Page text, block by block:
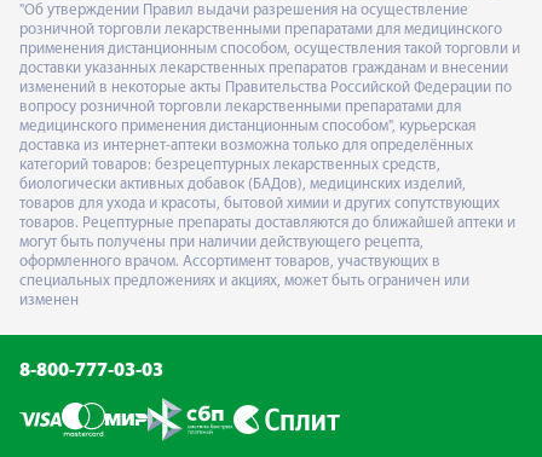
"Об утверждении Правил выдачи разрешения на осуществление
розничной торговли лекарственными препаратами для медицинского
применения дистанционным способом, осуществления такой торговли и
доставки указанных лекарственных препаратов гражданам и внесении
изменений в некоторые акты Правительства Российской Федерации по
вопросу розничной торговли лекарственными препаратами для
медицинского применения дистанционным способом", курьерская
доставка из интернет-аптеки возможна только для определённых
категорий товаров: безрецептурных лекарственных средств,
биологически активных добавок (БАДов), медицинских изделий,
товаров для ухода и красоты, бытовой химии и других сопутствующих
товаров. Рецептурные препараты доставляются до ближайшей аптеки и
могут быть получены при наличии действующего рецепта,
оформленного врачом. Ассортимент товаров, участвующих в
специальных предложениях и акциях, может быть ограничен или
изменен
8-800-777-03-03